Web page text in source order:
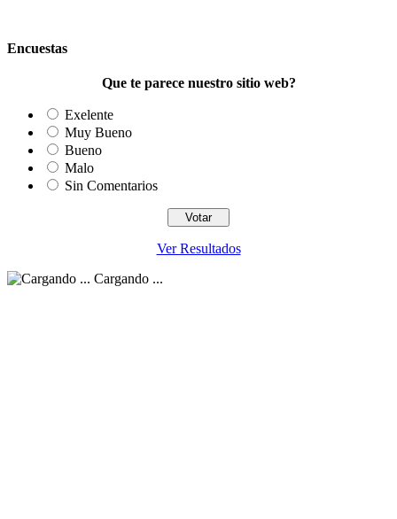
Encuestas
Que te parece nuestro sitio web?
Exelente
Muy Bueno
Bueno
Malo
Sin Comentarios
Ver Resultados
Cargando ...